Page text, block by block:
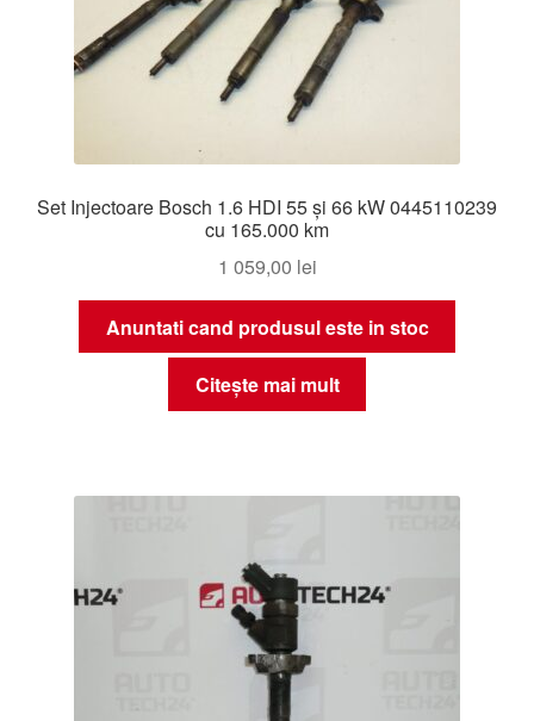
Set Injectoare Bosch 1.6 HDI 55 și 66 kW 0445110239
cu 165.000 km
1 059,00 lei
Anuntati cand produsul este in stoc
Citește mai mult